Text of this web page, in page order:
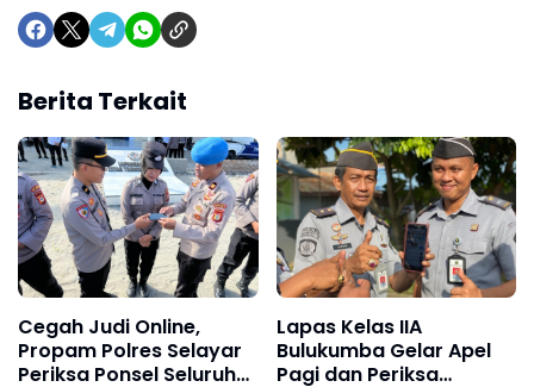
Berita Terkait
Cegah Judi Online,
Propam Polres Selayar
Periksa Ponsel Seluruh
Lapas Kelas IIA
Bulukumba Gelar Apel
Pagi dan Periksa